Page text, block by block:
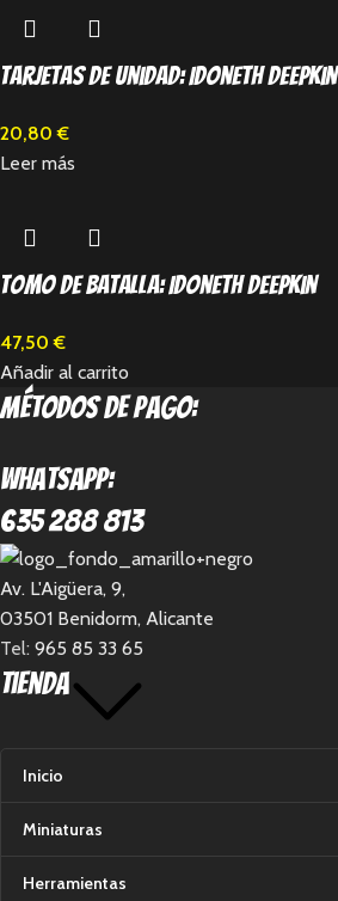
Tarjetas de unidad: Idoneth Deepkin
20,80€
Leer más
Tomo de batalla: Idoneth Deepkin
47,50€
Añadir al carrito
métodos de pago:
Whatsapp:
635 288 813
Av. L'Aigüera, 9,
03501 Benidorm, Alicante
Tel: 965 85 33 65
Tienda
Inicio
Miniaturas
Herramientas